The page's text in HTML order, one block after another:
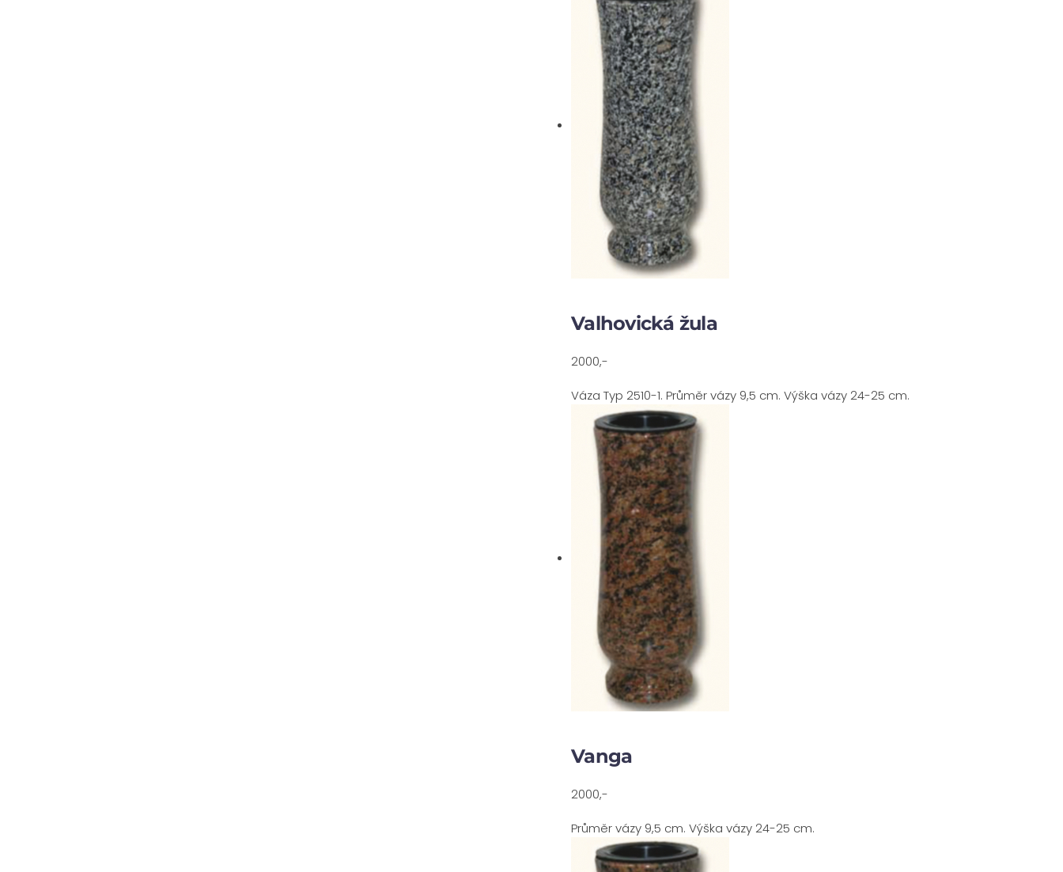
Valhovická žula
2000,-
Váza Typ 2510-1. Průměr vázy 9,5 cm. Výška vázy 24-25 cm.
Vanga
2000,-
Průměr vázy 9,5 cm. Výška vázy 24-25 cm.